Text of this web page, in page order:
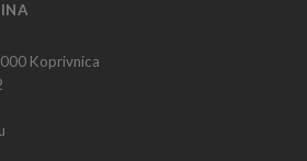
Koprivnica